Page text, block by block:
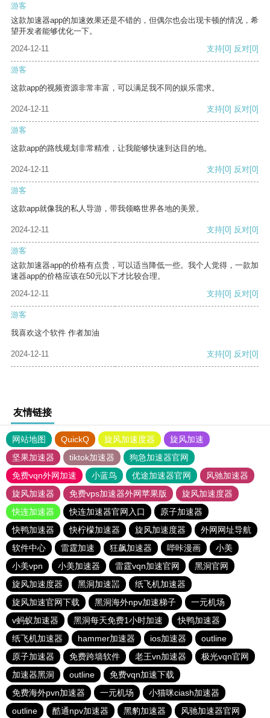
游客
这款加速器app的加速效果还是不错的，但偶尔也会出现卡顿的情况，希
望开发者能够优化一下。
2024-12-11
支持[0] 反对[0]
游客
这款app的视频资源非常丰富，可以满足我不同的娱乐需求。
2024-12-11 支持[0] 反对[0]
游客
这款app的路线规划非常精准，让我能够快速到达目的地。
2024-12-11 支持[0] 反对[0]
游客
这款app就像我的私人导游，带我领略世界各地的美景。
2024-12-11 支持[0] 反对[0]
游客
这款加速器app的价格有点贵，可以适当降低一些。我个人觉得，一款加
速器app的价格应该在50元以下才比较合理。
2024-12-11
支持[0] 反对[0]
游客
我喜欢这个软件 作者加油
2024-12-11 支持[0] 反对[0]
友情链接
网站地图 QuickQ 旋风加速度器
旋风加速
坚果加速器
tiktok加速器
狗急加速器官网
免费vqn外网加速
小蓝鸟 优途加速器官网
风驰加速器
旋风加速器
免费vps加速器外网苹果版
旋风加速度器
快连加速器
快连加速器官网入口
原子加速器
快鸭加速器
快柠檬加速器 旋风加速度器
外网网址导航
软件中心
雷霆加速 狂飙加速器 哔咔漫画
小美
小美vpn
小美加速器 雷霆vqn加速官网
黑洞官网
旋风加速度器
黑洞加速噐
纸飞机加速器
旋风加速官网下载
黑洞海外npv加速梯子
一元机场
v蚂蚁加速器
黑洞每天免费1小时加速
快鸭加速器
纸飞机加速器
hammer加速器 ios加速器
outline
原子加速器
免费跨墙软件 老王vn加速器
极光vqn官网
加速器黑洞
outline
免费vqn加速下载
免费海外pvn加速器
一元机场
小猫咪ciash加速器
outline
酷通npv加速器 黑豹加速器 风驰加速器官网